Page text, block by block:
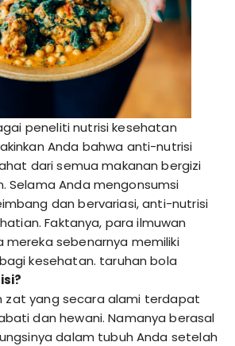
peneliti nutrisi kesehatan
Anda bahwa anti-nutrisi
dari semua makanan bergizi
Selama Anda mengonsumsi
dan bervariasi, anti-nutrisi
Faktanya, para ilmuwan
mereka sebenarnya memiliki
kesehatan. taruhan bola
zat yang secara alami terdapat
dan hewani. Namanya berasal
dalam tubuh Anda setelah